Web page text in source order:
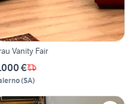
Vanity Fair
€
(SA)